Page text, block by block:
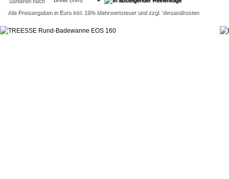
Alle Preisangaben in Euro inkl. 19% Mehrwertsteuer und zzgl. Versandkosten